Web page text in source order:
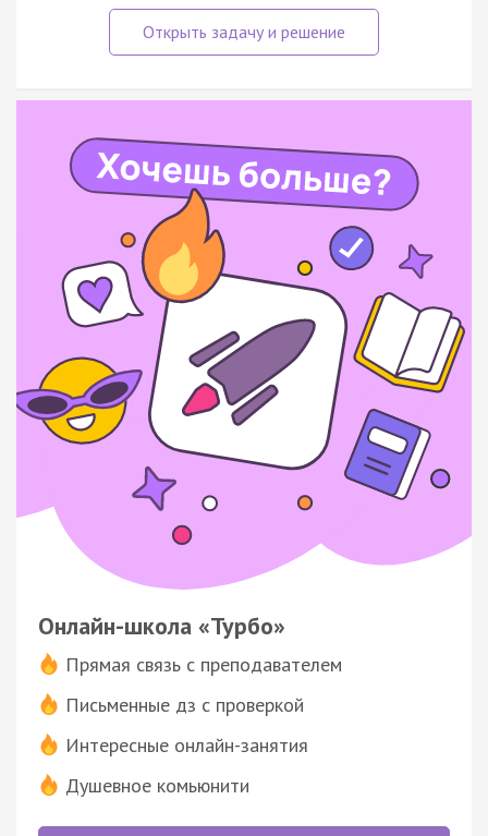
Онлайн-школа «Турбо»
Прямая связь с преподавателем
Письменные дз с проверкой
Интересные онлайн-занятия
Душевное комьюнити